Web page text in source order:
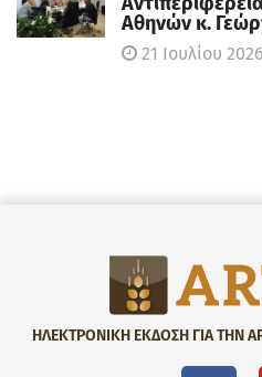
Αθηνών κ.
21 Ιουλίου 2026
ΗΛΕΚΤΡΟΝΙΚΗ ΕΚΔΟΣΗ ΓΙΑ ΤΗΝ